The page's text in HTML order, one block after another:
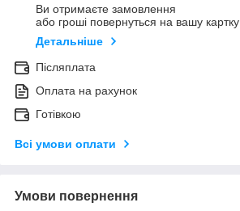
Ви отримаєте замовлення
або гроші повернуться на вашу картку
Детальніше
Післяплата
Оплата на рахунок
Готівкою
Всі умови оплати
Умови повернення